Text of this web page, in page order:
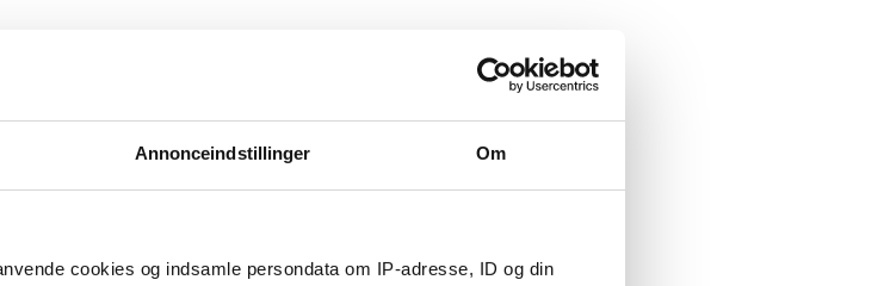
Annonceindstillinger Om
cookies og indsamle persondata om IP-adresse, ID og din